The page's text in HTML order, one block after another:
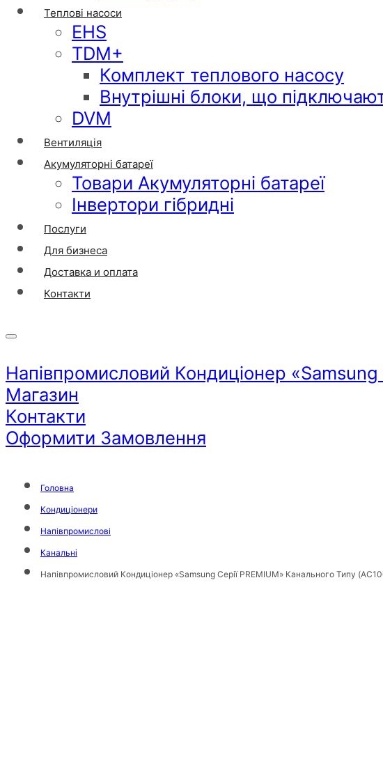
Теплові насоси
EHS
TDM+
Комплект теплового насосу
Внутрішні блоки, що
DVM
Вентиляція
Акумуляторні батареї
Товари Акумуляторні батареї
Інвертори гібридні
Послуги
Для бизнеса
Доставка и оплата
Контакти
Напівпромисловий Кондиціонер «Samsung
Магазин
Контакти
Оформити Замовлення
Головна
Кондиціонери
Напівпромислові
Канальні
Напівпромисловий Кондиціонер «Samsung Серії PREMIUM» Канального Типу